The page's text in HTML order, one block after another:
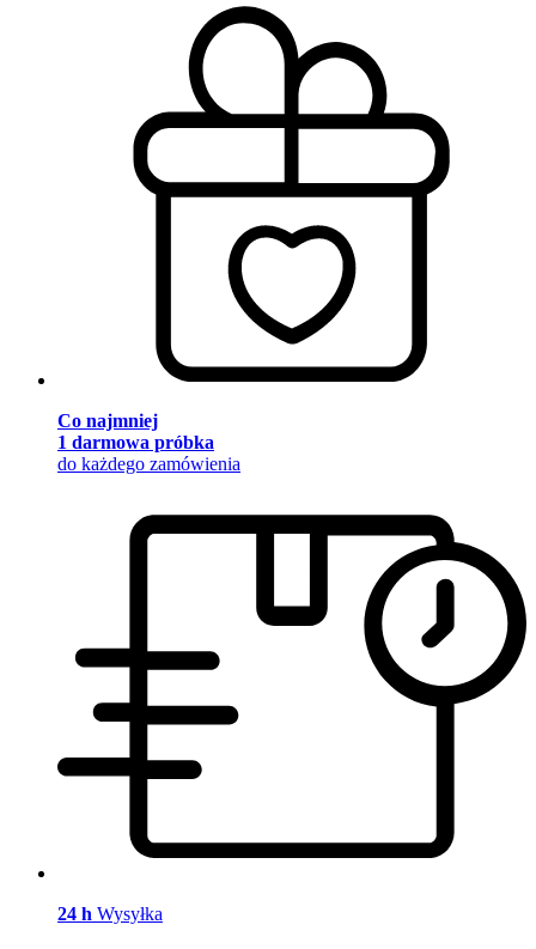
Co najmniej
1 darmowa próbka
do każdego zamówienia
24 h Wysyłka